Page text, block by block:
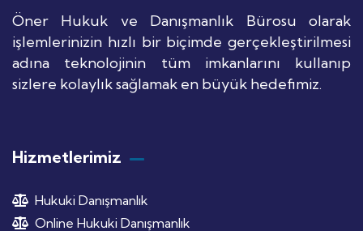
Öner Hukuk ve Danışmanlık Bürosu olarak
işlemlerinizin hızlı bir biçimde gerçekleştirilmesi
adına teknolojinin tüm imkanlarını kullanıp
sizlere kolaylık sağlamak en büyük hedefimiz.
Hizmetlerimiz
Hukuki Danışmanlık
Online Hukuki Danışmanlık